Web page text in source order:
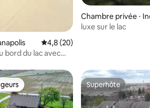
46 commentaires : 4,59 sur 5
Évaluation moyenne sur la
4,8 (20)
bord du lac avec
Chambre privée ⋅
s
luxe sur le lac
Superhôte
Superhôte